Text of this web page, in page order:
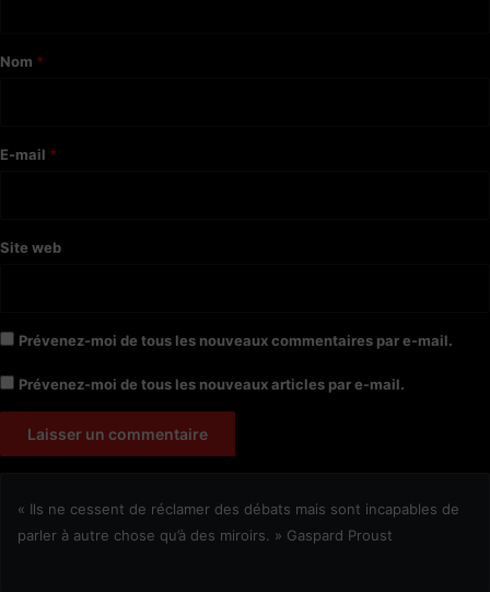
a
e
Nom *
E-mail *
Site web
Prévenez-moi de tous les nouveaux commentaires par e-mail.
Prévenez-moi de tous les nouveaux articles par e-mail.
« Ils ne cessent de réclamer des débats mais sont incapables de
parler à autre chose qu’à des miroirs. » Gaspard Proust